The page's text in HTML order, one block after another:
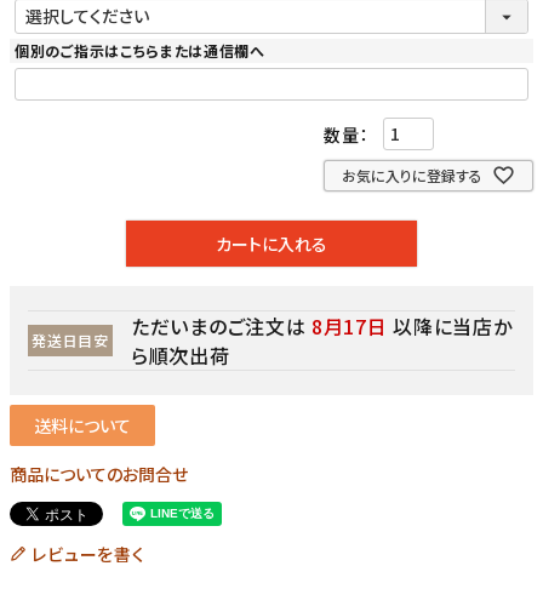
個別のご指示はこちらまたは通信欄へ
お気に入りに登録する
カートに入れる
発送日目安 ただいまのご注文は 8月17日 以降に当店か
ら順次出荷
送料について
商品についてのお問合せ
レビューを書く